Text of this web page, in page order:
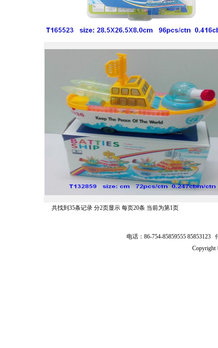
共找到35条记录 分2页显示 每页20条 当前为第1页
电话：86-754-85859555 85853123
Copyright